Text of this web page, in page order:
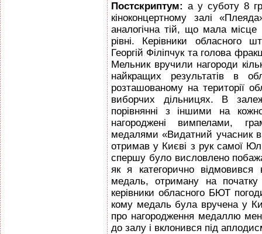
Постскриптум: а у суботу 8
кіноконцертному залі
аналогічна тій, що мала
рівні. Керівники обласного
Георгій Фiліпчук та голова
Мельник вручили нагороди
найкращих результатів в
розташованому на території
виборчих дільницях. В
порівнянні з іншими на
нагороджені вимпелами,
медалями «Видатний учасник
отримав у Києві з рук самої
спершу було висловлено
як я категорично
медаль, отриману на
керівники обласного БЮТ
кому медаль була вручена у
про нагородження медаллю
до залу і вклонився під